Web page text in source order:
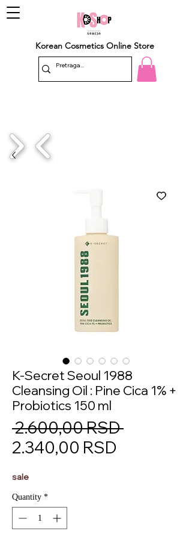
Korean Cosmetics Online Store
K-Secret Seoul 1988
Cleansing Oil : Pine Cica 1% +
Probiotics 150 ml
2.600,00 RSD Regular
2.340,00 RSD
sale
Quantity *